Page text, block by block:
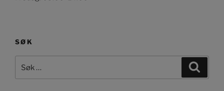
SØK
etter: